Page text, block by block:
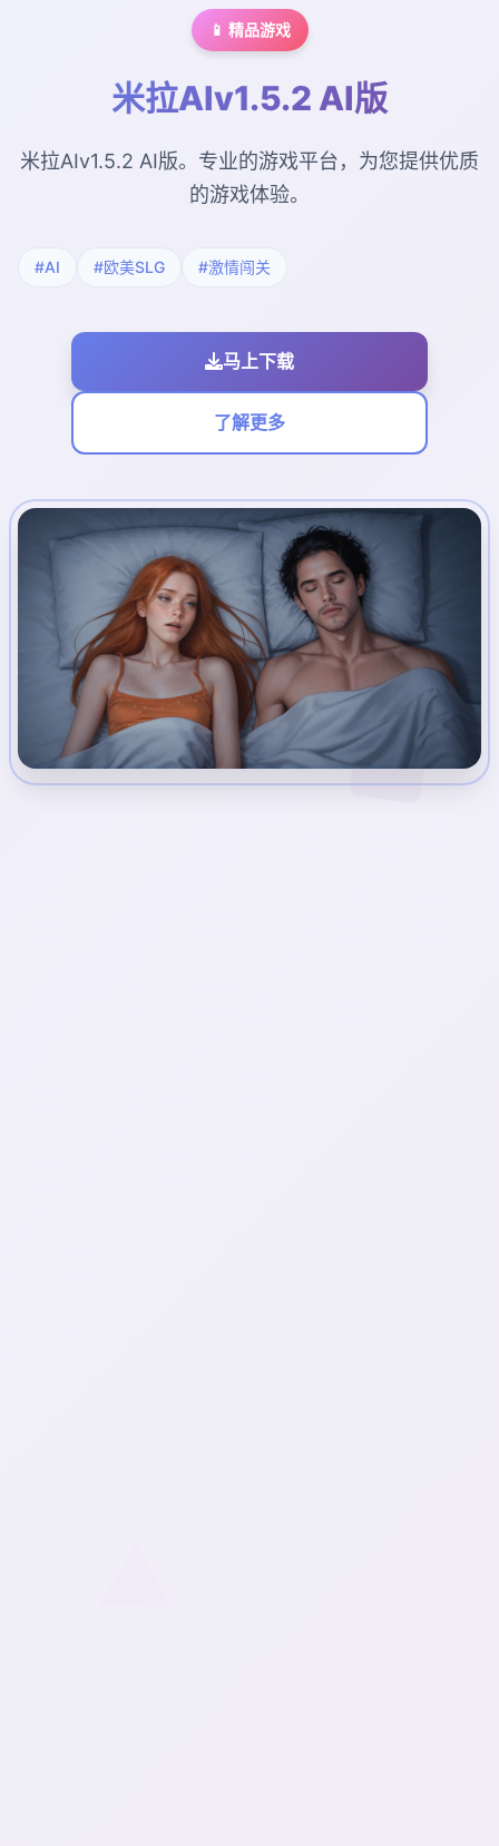
📱 精品游戏
米拉AIv1.5.2 AI版
米拉AIv1.5.2 AI版。专业的游戏平台，为您提供优质
的游戏体验。
#AI #欧美SLG #激情闯关
马上下载
了解更多